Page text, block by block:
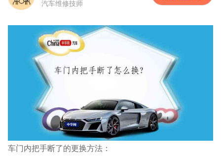
汽车维修技师
车门内把手断了的更换方法：